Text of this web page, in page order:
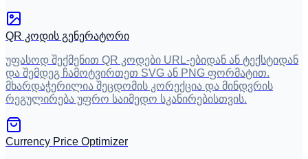
QR კოდის გენერატორი
უფასოდ შექმენით QR კოდები URL-ებიდან ან ტექსტიდან
და შემდეგ ჩამოტვირთეთ SVG ან PNG ფორმატით.
მხარდაჭერილია შეცდომის კორექცია და მინდვრის
რეგულირება უფრო საიმედო სკანირებისთვის.
Currency Price Optimizer